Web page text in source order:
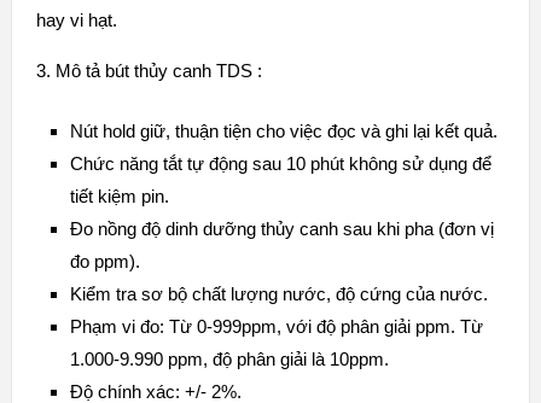
hay vi hạt.
3. Mô tả bút thủy canh TDS :
Nút hold giữ, thuận tiện cho việc đọc và ghi lại kết quả.
Chức năng tắt tự động sau 10 phút không sử dụng để
tiết kiệm pin.
Đo nồng độ dinh dưỡng thủy canh sau khi pha (đơn vị
đo ppm).
Kiểm tra sơ bộ chất lượng nước, độ cứng của nước.
Phạm vi đo: Từ 0-999ppm, với độ phân giải ppm. Từ
1.000-9.990 ppm, độ phân giải là 10ppm.
Độ chính xác: +/- 2%.